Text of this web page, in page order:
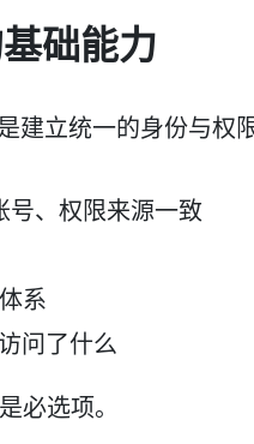
础能力
建立统一的身份与权
号、权限来源一致
系
问了什么
必选项。